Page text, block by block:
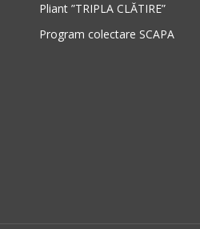
Pliant ”TRIPLA CLĂTIRE”
Program colectare SCAPA